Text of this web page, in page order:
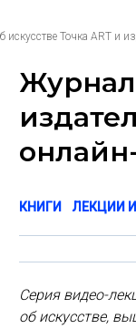
искусстве Точка ART и
Журнал
КНИГИ ЛЕКЦИИ
Серия видео-
об искусстве,